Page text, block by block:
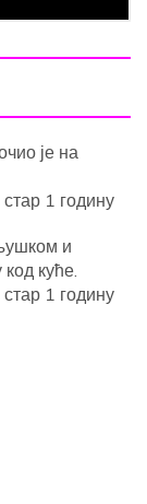
1 годину
1 годину